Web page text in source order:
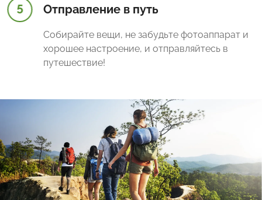
5 Отправление в путь
Собирайте вещи, не забудьте фотоаппарат и
хорошее настроение, и отправляйтесь в
путешествие!